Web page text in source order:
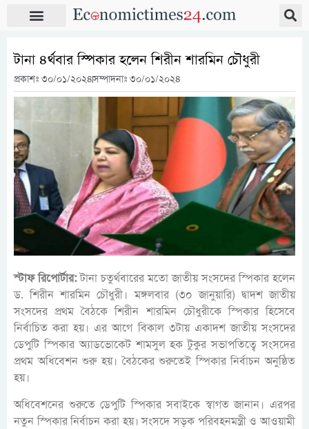
টানা ৪র্থবার স্পিকার হলেন শিরীন শারমিন চৌধুরী
প্রকাশঃ ৩০/০১/২০২৪সম্পাদনাঃ ৩০/০১/২০২৪
স্টাফ রিপোর্টার:টানা চতুর্থবারের মতো জাতীয় সংসদের স্পিকার হলেন
ড. শিরীন শারমিন চৌধুরী। মঙ্গলবার (৩০ জানুয়ারি) দ্বাদশ জাতীয়
সংসদের প্রথম বৈঠকে শিরীন শারমিন চৌধুরীকে স্পিকার হিসেবে
নির্বাচিত করা হয়। এর আগে বিকাল ৩টায় একাদশ জাতীয় সংসদের
ডেপুটি স্পিকার অ্যাডভোকেট শামসুল হক টুকুর সভাপতিত্বে সংসদের
প্রথম অধিবেশন শুরু হয়। বৈঠকের শুরুতেই স্পিকার নির্বাচন অনুষ্ঠিত
হয়।
অধিবেশনের শুরুতে ডেপুটি স্পিকার সবাইকে স্বাগত জানান। এরপর
নতুন স্পিকার নির্বাচন করা হয়। সংসদে সড়ক পরিবহনমন্ত্রী ও আওয়ামী